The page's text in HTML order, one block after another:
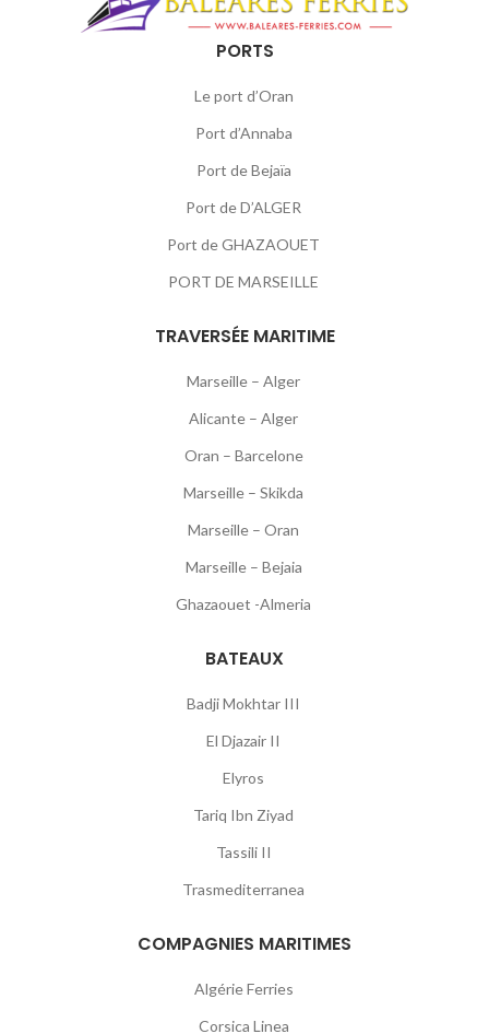
PORTS
Le port d’Oran
Port d’Annaba
Port de Bejaïa
Port de D’ALGER
Port de GHAZAOUET
PORT DE MARSEILLE
TRAVERSÉE MARITIME
Marseille – Alger
Alicante – Alger
Oran – Barcelone
Marseille – Skikda
Marseille – Oran
Marseille – Bejaia
Ghazaouet -Almeria
BATEAUX
Badji Mokhtar III
El Djazair II
Elyros
Tariq Ibn Ziyad
Tassili II
Trasmediterranea
COMPAGNIES MARITIMES
Algérie Ferries
Corsica Linea